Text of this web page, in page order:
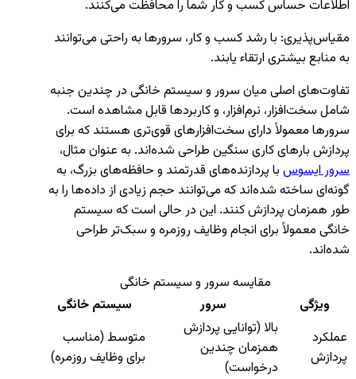
اطلاعات حساس کسب و کار شما را محافظت می‌کنند.
مقیاس‌پذیری: با رشد کسب و کار، سرورها به راحتی می‌توانند
به منابع بیشتری ارتقاء یابند.
تفاوت‌های اصلی میان سرور و سیستم خانگی در چندین جنبه
شامل سخت‌افزار، نرم‌افزار، و کاربردها قابل مشاهده است.
سرورها معمولاً دارای سخت‌افزارهای قوی‌تری هستند که برای
پردازش بارهای کاری سنگین طراحی شده‌اند. به عنوان مثال،
سرور ایسوس با پردازنده‌های قدرتمند و حافظه‌های بزرگ، به
گونه‌ای ساخته شده‌اند که می‌توانند حجم زیادی از داده‌ها را به
طور همزمان پردازش کنند. این در حالی است که سیستم
خانگی معمولاً برای انجام وظایف روزمره و سبک‌تر طراحی
شده‌اند.
مقایسه سرور و سیستم خانگی
ویژگی
سرور
سیستم خانگی
عملکرد
پردازش
بالا (توانایی پردازش
همزمان چندین
درخواست)
متوسط (مناسب
برای وظایف روزمره)